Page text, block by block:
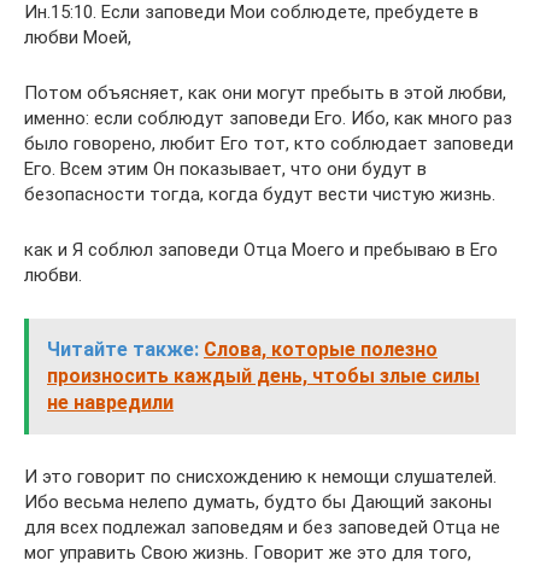
Ин.15:10. Если заповеди Мои соблюдете, пребудете в
любви Моей,
Потом объясняет, как они могут пребыть в этой любви,
именно: если соблюдут заповеди Его. Ибо, как много раз
было говорено, любит Его тот, кто соблюдает заповеди
Его. Всем этим Он показывает, что они будут в
безопасности тогда, когда будут вести чистую жизнь.
как и Я соблюл заповеди Отца Моего и пребываю в Его
любви.
Читайте также: Слова, которые полезно
произносить каждый день, чтобы злые силы
не навредили
И это говорит по снисхождению к немощи слушателей.
Ибо весьма нелепо думать, будто бы Дающий законы
для всех подлежал заповедям и без заповедей Отца не
мог управить Свою жизнь. Говорит же это для того,